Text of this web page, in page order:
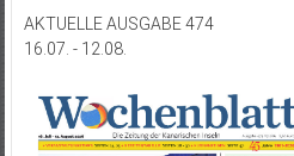
AKTUELLE AUSGABE 474
16.07. - 12.08.